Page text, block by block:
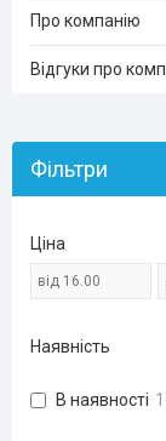
Про компанію
Відгуки про
Фільтри
Ціна
Наявність
В наявності